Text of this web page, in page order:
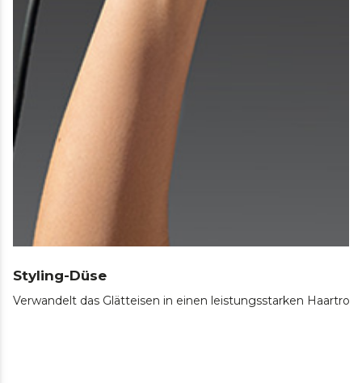
Styling-Düse
Verwandelt das Glätteisen in einen leistungsstarken